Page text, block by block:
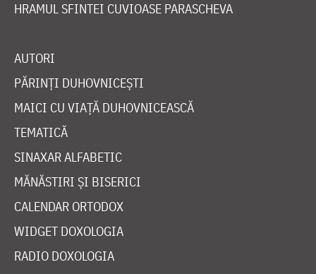
HRAMUL SFINTEI CUVIOASE PARASCHEVA
AUTORI
PĂRINȚI DUHOVNICEȘTI
MAICI CU VIAȚĂ DUHOVNICEASCĂ
TEMATICĂ
SINAXAR ALFABETIC
MĂNĂSTIRI ȘI BISERICI
CALENDAR ORTODOX
WIDGET DOXOLOGIA
RADIO DOXOLOGIA